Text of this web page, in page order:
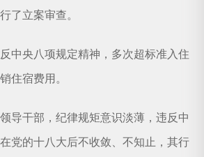
了立案审查。
中央八项规定精神，多次超标准入住
住宿费用。
导干部，纪律规矩意识淡薄，违反中
党的十八大后不收敛、不知止，其行